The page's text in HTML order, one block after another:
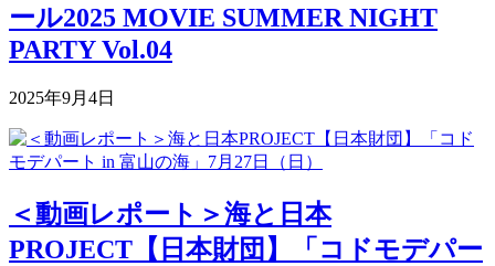
ール2025 MOVIE SUMMER NIGHT
PARTY Vol.04
2025年9月4日
＜動画レポート＞海と日本
PROJECT【日本財団】「コドモデパー